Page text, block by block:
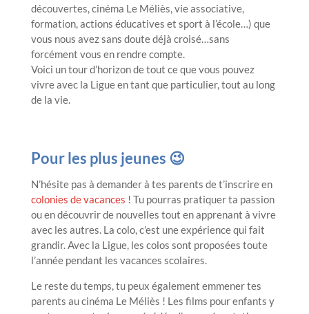
découvertes, cinéma Le Méliès, vie associative,
formation, actions éducatives et sport à l’école…) que
vous nous avez sans doute déjà croisé…sans
forcément vous en rendre compte.
Voici un tour d’horizon de tout ce que vous pouvez
vivre avec la Ligue en tant que particulier, tout au long
de la vie.
Pour les plus jeunes 😉
N’hésite pas à demander à tes parents de t’inscrire en
colonies de vacances ! Tu pourras pratiquer ta passion
ou en découvrir de nouvelles tout en apprenant à vivre
avec les autres. La colo, c’est une expérience qui fait
grandir. Avec la Ligue, les colos sont proposées toute
l’année pendant les vacances scolaires.
Le reste du temps, tu peux également emmener tes
parents au cinéma Le Méliès ! Les films pour enfants y